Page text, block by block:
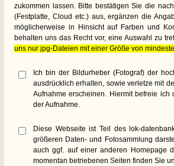
zukommen lassen. Bitte bestätigen Sie die
(Festplatte, Cloud etc.) aus, ergänzen die
möglicherweise in Hinsicht auf Farben und
behalten uns das Recht vor, eine Auswahl zu
uns nur jpg-Dateien mit einer Größe von
Ich bin der Bildurheber (Fotograf) der
ausdrücklich erhalten, sowie verletze mit
Aufnahme erscheinen. Hiermit befreie ich
der Aufnahme.
Diese Webseite ist Teil des lok-
größeren Daten- und Fotosammlung
auch ggf. auf einer anderen Homepage
momentan betriebenen Seiten finden Sie